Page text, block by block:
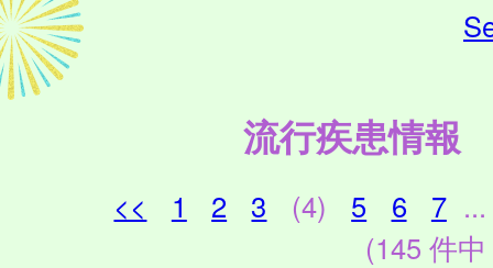
流行疾患情報
<< 1 2 3 (4) 5 6 7 ...
(145 件